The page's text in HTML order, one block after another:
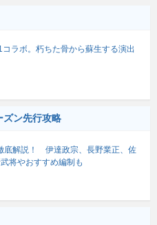
ラボ。朽ちた骨から蘇生する演出
ズン先行攻略
底解説！ 伊達政宗、長野業正、佐
将やおすすめ編制も